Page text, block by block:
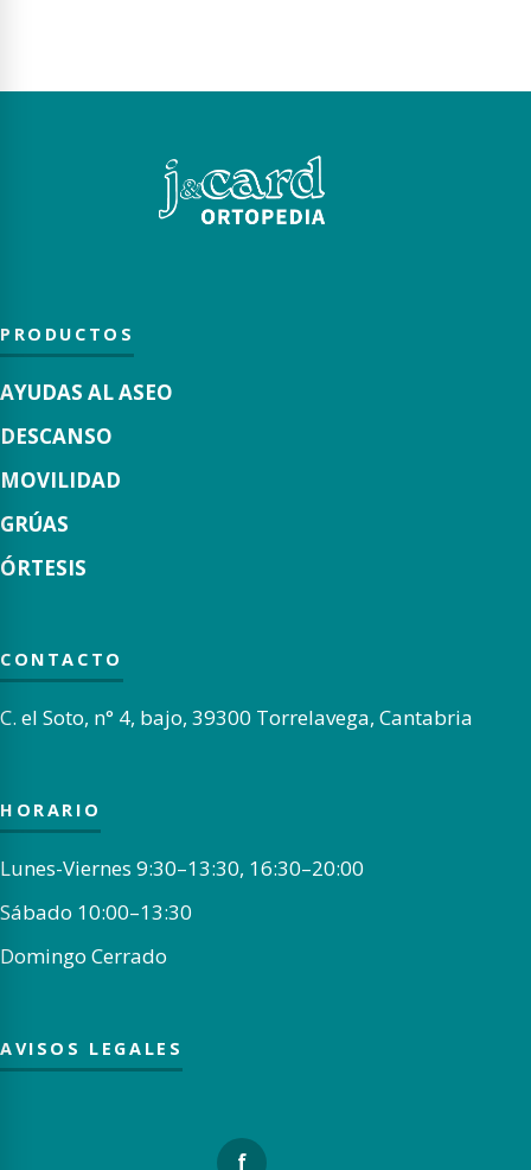
PRODUCTOS
AYUDAS AL ASEO
DESCANSO
MOVILIDAD
GRÚAS
ÓRTESIS
CONTACTO
C. el Soto, n° 4, bajo, 39300 Torrelavega, Cantabria
HORARIO
Lunes-Viernes 9:30–13:30, 16:30–20:00
Sábado 10:00–13:30
Domingo Cerrado
AVISOS LEGALES
f